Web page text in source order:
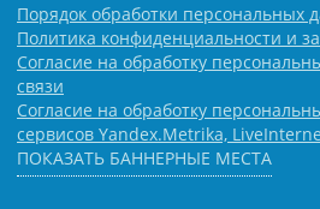
Порядок обработки персональных
Политика конфиденциальности и
Согласие на обработку
связи
Согласие на обработку
сервисов Yandex.Metrika,
ПОКАЗАТЬ БАННЕРНЫЕ МЕСТА